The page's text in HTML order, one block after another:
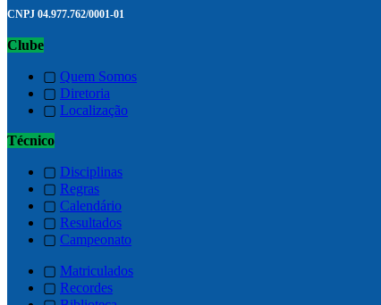
CNPJ 04.977.762/0001-01
Clube
▢ Quem Somos
▢ Diretoria
▢ Localização
Técnico
▢ Disciplinas
▢ Regras
▢ Calendário
▢ Resultados
▢ Campeonato
▢ Matriculados
▢ Recordes